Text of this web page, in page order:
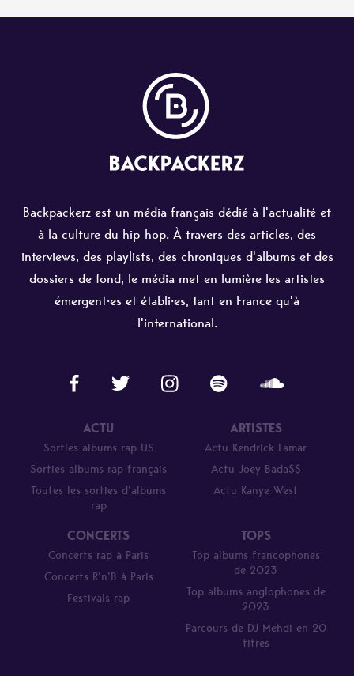
Backpackerz est un média français dédié à l'actualité et
à la culture du hip-hop. À travers des articles, des
interviews, des playlists, des chroniques d'albums et des
dossiers de fond, le média met en lumière les artistes
émergent·es et établi·es, tant en France qu'à
l'international.
ACTU
Sorties albums rap US
Sorties albums rap français
Toutes les sorties d’albums
rap
ARTISTES
Actu Kendrick Lamar
Actu Joey Bada$$
Actu Kanye West
CONCERTS
Concerts rap à Paris
Concerts R’n’B à Paris
Festivals rap
TOPS
Top albums francophones
de 2023
Top albums anglophones de
2023
Parcours de DJ Mehdi en 20
titres